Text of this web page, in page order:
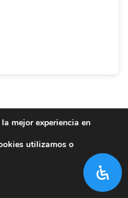
mejor experiencia en
utilizamos o